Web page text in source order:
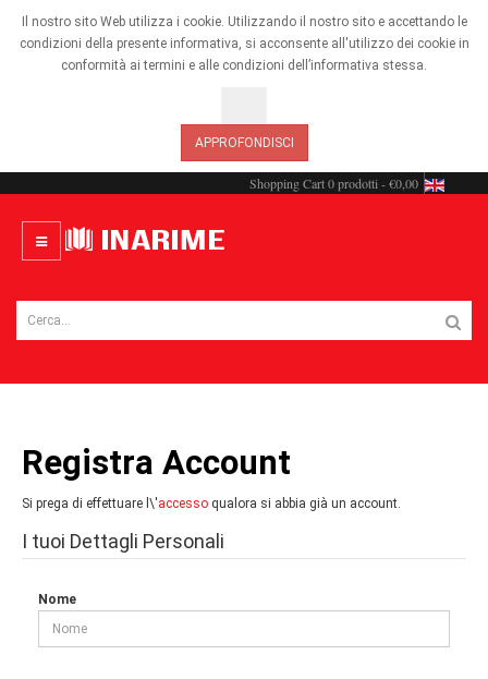
Il nostro sito Web utilizza i cookie. Utilizzando il nostro sito e accettando le
condizioni della presente informativa, si acconsente all'utilizzo dei cookie in
conformità ai termini e alle condizioni dell’informativa stessa.
APPROFONDISCI
Shopping Cart0 prodotti - €0,00
Registra Account
Si prega di effettuare l\'accesso qualora si abbia già un account.
I tuoi Dettagli Personali
Nome